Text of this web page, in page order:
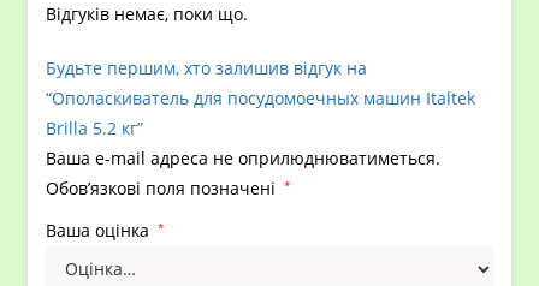
Відгуків немає, поки що.
Будьте першим, хто залишив відгук на
“Ополаскиватель для посудомоечных машин Italtek
Brilla 5.2 кг”
Ваша e-mail адреса не оприлюднюватиметься.
Обов’язкові поля позначені
*
Ваша оцінка *